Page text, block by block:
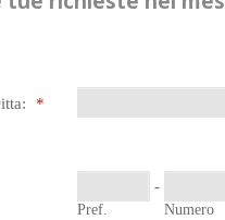
*
Pref.
-
Numero